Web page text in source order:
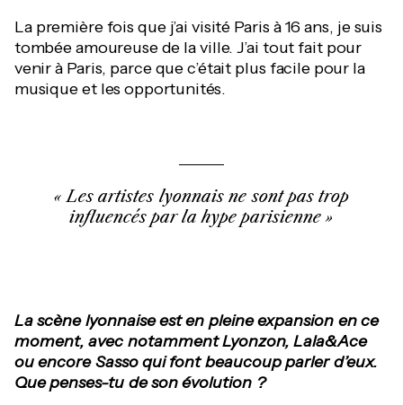
La première fois que j’ai visité Paris à 16 ans, je suis
tombée amoureuse de la ville. J’ai tout fait pour
venir à Paris, parce que c’était plus facile pour la
musique et les opportunités.
Les artistes lyonnais ne sont pas trop
influencés par la hype parisienne
La scène lyonnaise est en pleine expansion en ce
moment, avec notamment Lyonzon, Lala&Ace
ou encore Sasso qui font beaucoup parler d’eux.
Que penses-tu de son évolution ?